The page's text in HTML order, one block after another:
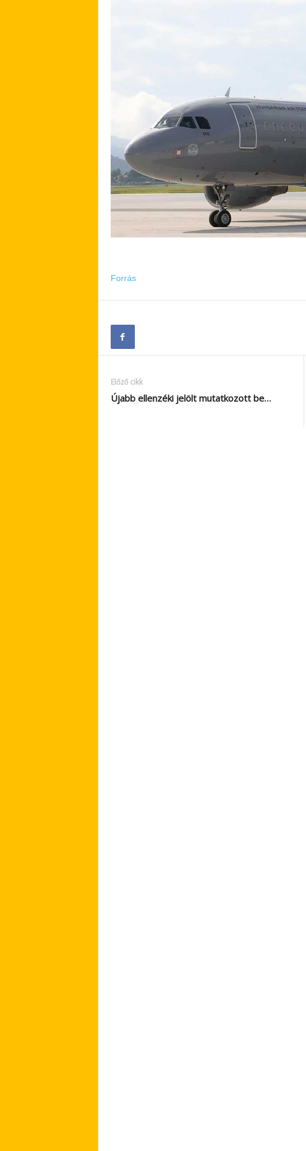
Forrás
Előző cikk
Újabb ellenzéki jelölt mutatkozott be…